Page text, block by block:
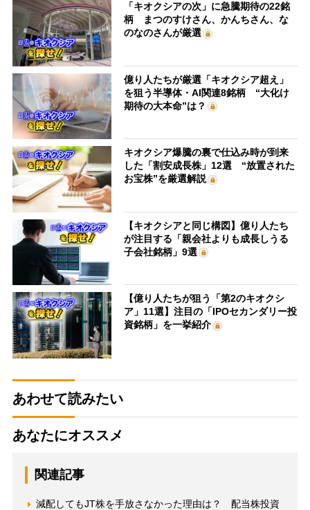
「キオクシアの次」に急騰期待の22銘
柄 まつのすけさん、かんちさん、な
のなのさんが厳選
億り人たちが厳選「キオクシア超え」
を狙う半導体・AI関連8銘柄 “大化け
期待の大本命”は？
キオクシア爆騰の裏で仕込み時が到来
した「割安成長株」12選 “放置された
お宝株”を厳選解説
【キオクシアと同じ構図】億り人たち
が注目する「親会社よりも成長しうる
子会社銘柄」9選
【億り人たちが狙う「第2のキオクシ
ア」11選】注目の「IPOセカンダリー投
資銘柄」を一挙紹介
あわせて読みたい
あなたにオススメ
関連記事
減配してもJT株を手放さなかった理由は？ 配当株投資